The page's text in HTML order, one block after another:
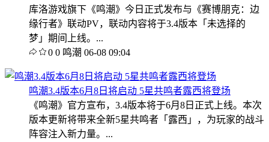
库洛游戏旗下《鸣潮》今日正式发布与《赛博朋克：边
缘行者》联动PV，联动内容将于3.4版本「未选择的
梦」期间上线。...
0 0 鸣潮 06-08 09:04
鸣潮3.4版本6月8日将启动 5星共鸣者露西将登场
《鸣潮》官方宣布，3.4版本将于6月8日正式上线。本次
版本更新将带来全新5星共鸣者「露西」，为玩家的战斗
阵容注入新力量。...